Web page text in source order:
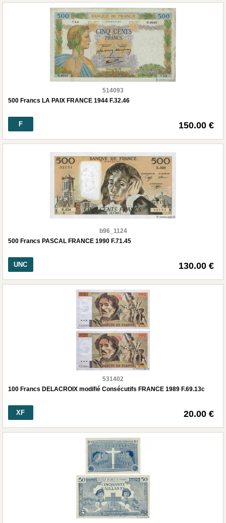
514093
500 Francs LA PAIX FRANCE 1944 F.32.46
F 150.00 €
b96_1124
500 Francs PASCAL FRANCE 1990 F.71.45
UNC 130.00 €
531402
100 Francs DELACROIX modifié Consécutifs FRANCE 1989 F.69.13c
XF 20.00 €